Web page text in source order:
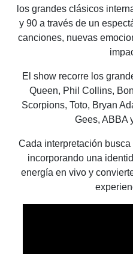
los grandes clásicos
y 90 a través de un
canciones, nuevas
El show recorre los
Queen, Phil Collins,
Scorpions, Toto, Bryan
Gees, ABBA
Cada interpretación
incorporando una
energía en vivo y